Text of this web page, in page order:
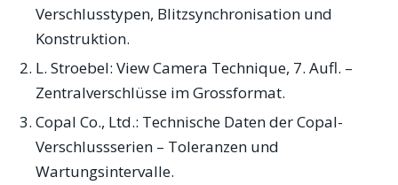
Verschlusstypen, Blitzsynchronisation und
Konstruktion.
L. Stroebel: View Camera Technique, 7. Aufl. –
Zentralverschlüsse im Grossformat.
Copal Co., Ltd.: Technische Daten der Copal-
Verschlussserien – Toleranzen und
Wartungsintervalle.